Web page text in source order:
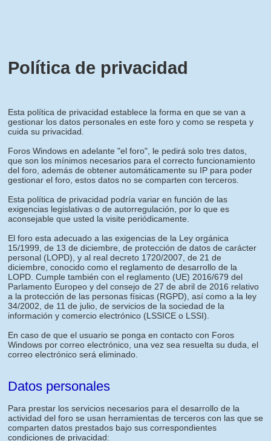
Política de privacidad
Esta política de privacidad establece la forma en que se van a
gestionar los datos personales en este foro y como se respeta y
cuida su privacidad.
Foros Windows en adelante "el foro", le pedirá solo tres datos,
que son los mínimos necesarios para el correcto funcionamiento
del foro, además de obtener automáticamente su IP para poder
gestionar el foro, estos datos no se comparten con terceros.
Esta política de privacidad podría variar en función de las
exigencias legislativas o de autorregulación, por lo que es
aconsejable que usted la visite periódicamente.
El foro esta adecuado a las exigencias de la Ley orgánica
15/1999, de 13 de diciembre, de protección de datos de carácter
personal (LOPD), y al real decreto 1720/2007, de 21 de
diciembre, conocido como el reglamento de desarrollo de la
LOPD. Cumple también con el reglamento (UE) 2016/679 del
Parlamento Europeo y del consejo de 27 de abril de 2016 relativo
a la protección de las personas físicas (RGPD), así como a la ley
34/2002, de 11 de julio, de servicios de la sociedad de la
información y comercio electrónico (LSSICE o LSSI).
En caso de que el usuario se ponga en contacto con Foros
Windows por correo electrónico, una vez sea resuelta su duda, el
correo electrónico será eliminado.
Datos personales
Para prestar los servicios necesarios para el desarrollo de la
actividad del foro se usan herramientas de terceros con las que se
comparten datos prestados bajo sus correspondientes
condiciones de privacidad: